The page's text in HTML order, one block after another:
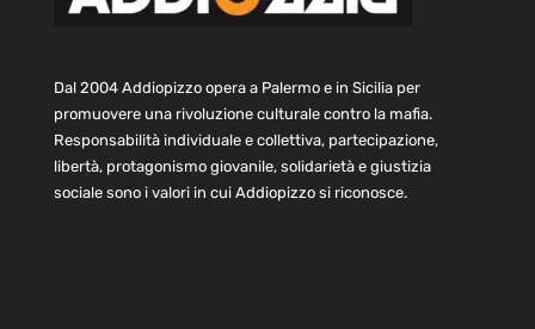
Dal 2004 Addiopizzo opera a Palermo e in Sicilia per
promuovere una rivoluzione culturale contro la mafia.
Responsabilità individuale e collettiva, partecipazione,
libertà, protagonismo giovanile, solidarietà e giustizia
sociale sono i valori in cui Addiopizzo si riconosce.